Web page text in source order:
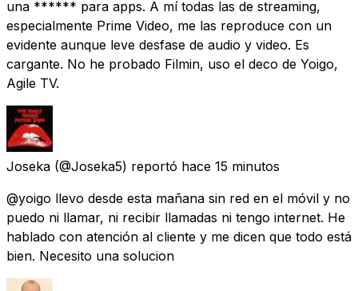
una ****** para apps. A mí todas las de streaming,
especialmente Prime Video, me las reproduce con un
evidente aunque leve desfase de audio y video. Es
cargante. No he probado Filmin, uso el deco de Yoigo,
Agile TV.
Joseka (@Joseka5) reportó hace 15 minutos
@yoigo llevo desde esta mañana sin red en el móvil y no
puedo ni llamar, ni recibir llamadas ni tengo internet. He
hablado con atención al cliente y me dicen que todo está
bien. Necesito una solucion